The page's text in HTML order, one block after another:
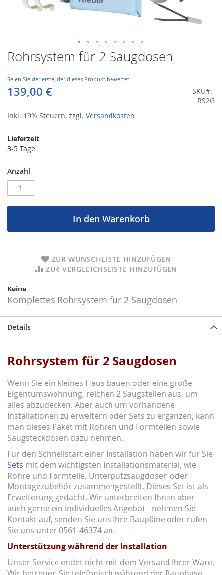
Rohrsystem für 2 Saugdosen
Seien Sie der erste, der dieses Produkt bewertet
139,00 €
Inkl. 19% Steuern, zzgl. Versandkosten
SKU
RS2G
Lieferzeit
3-5 Tage
Anzahl
In den Warenkorb
ZUR WUNSCHLISTE HINZUFÜGEN
ZUR VERGLEICHSLISTE HINZUFÜGEN
Keine
Komplettes Rohrsystem für 2 Saugdosen
Zum
Anfang
Bildergalerie
springen
Details
Rohrsystem für 2 Saugdosen
Wenn Sie ein kleines Haus bauen oder eine große
Eigentumswohnung, reichen 2 Saugstellen aus, um
alles abzudecken. Aber auch um vorhandene
Installationen zu erweitern oder Sets zu ergänzen, kann
man dieses Paket mit Rohren und Formteilen sowie
Saugsteckdosen dazu nehmen.
Für den Schnellstart einer Installation haben wir für Sie
Sets mit dem wichtigsten Installationsmaterial, wie
Rohre und Formteile, Unterputzsaugdosen oder
Montagezubehör zusammengestellt. Dieses Set ist als
Erweiterung gedacht. Wir unterbreiten Ihnen aber
auch gerne ein individuelles Angebot - nehmen Sie
Kontakt auf, senden Sie uns Ihre Baupläne oder rufen
Sie uns unter 0561-46374 an.
Unterstützung während der Installation
Unser Service endet nicht mit dem Versand Ihrer Ware.